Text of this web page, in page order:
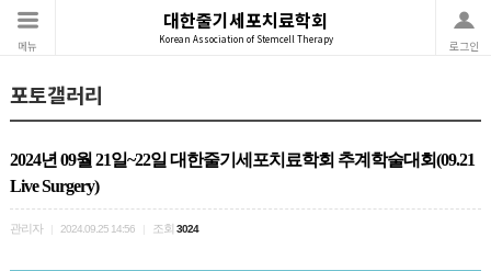
메뉴
대한줄기세포치료학회
Korean Association of Stemcell Therapy 로그인
포토갤러리
2024년 09월 21일~22일 대한줄기세포치료학회 추계학술대회(09.21
Live Surgery)
관리자 2024.09.25 14:56 조회 3024